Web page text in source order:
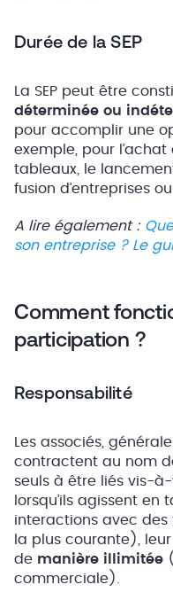
Durée de la SEP
La SEP peut être
déterminée ou
pour accomplir une
exemple, pour
tableaux, le
fusion d’entreprises
A lire également :
son entreprise ? Le
Comment
participation ?
Responsabilité
Les associés,
contractent au nom
seuls à être liés vis-à-
lorsqu’ils agissent en
interactions avec
la plus courante),
de manière illimitée
commerciale).